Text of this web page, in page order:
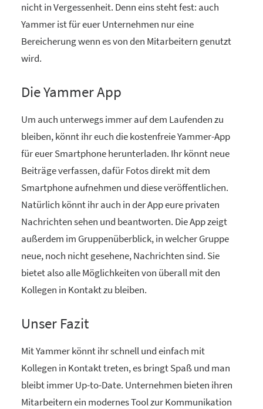
nicht in Vergessenheit. Denn eins steht fest: auch
Yammer ist für euer Unternehmen nur eine
Bereicherung wenn es von den Mitarbeitern genutzt
wird.
Die Yammer App
Um auch unterwegs immer auf dem Laufenden zu
bleiben, könnt ihr euch die kostenfreie Yammer-App
für euer Smartphone herunterladen. Ihr könnt neue
Beiträge verfassen, dafür Fotos direkt mit dem
Smartphone aufnehmen und diese veröffentlichen.
Natürlich könnt ihr auch in der App eure privaten
Nachrichten sehen und beantworten. Die App zeigt
außerdem im Gruppenüberblick, in welcher Gruppe
neue, noch nicht gesehene, Nachrichten sind. Sie
bietet also alle Möglichkeiten von überall mit den
Kollegen in Kontakt zu bleiben.
Unser Fazit
Mit Yammer könnt ihr schnell und einfach mit
Kollegen in Kontakt treten, es bringt Spaß und man
bleibt immer Up-to-Date. Unternehmen bieten ihren
Mitarbeitern ein modernes Tool zur Kommunikation